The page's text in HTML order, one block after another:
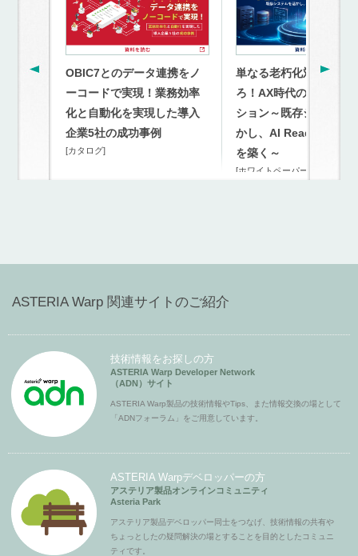
OBIC7とのデータ連携をノ
ーコードで実現！業務効率
化と自動化を実現した導入
企業5社の成功事例
[カタログ]
単なる老朽化対策を超
ろ！AX時代のモダナイ
ション～既存システム
かし、AI Readyな連携
を築く～
[ホワイトペーパー]
ASTERIA Warp 関連サイトのご紹介
技術情報をお探しの方
ASTERIA Warp Developer Network
（ADN）サイト
ASTERIA Warp製品の技術情報やTips、また情報交換の場として
「ADNフォーラム」をご用意しています。
ASTERIA Warpデベロッパーの方
アステリア製品オンラインコミュニティ
Asteria Park
アステリア製品デベロッパー同士をつなげ、技術情報の共有や
ちょっとしたの疑問解決の場とすることを目的としたコミュニ
ティです。